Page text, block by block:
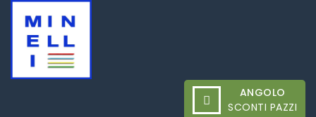
ANGOLO
SCONTI PAZZI